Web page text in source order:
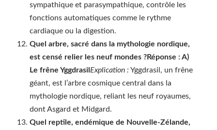
sympathique et parasympathique, contrôle les
fonctions automatiques comme le rythme
cardiaque ou la digestion.
Quel arbre, sacré dans la mythologie nordique,
est censé relier les neuf mondes ?Réponse : A)
Le frêne Yggdrasil Explication : Yggdrasil, un frêne
géant, est l’arbre cosmique central dans la
mythologie nordique, reliant les neuf royaumes,
dont Asgard et Midgard.
Quel reptile, endémique de Nouvelle-Zélande,